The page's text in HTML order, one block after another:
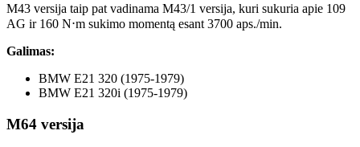
M43 versija taip pat vadinama M43/1 versija, kuri sukuria apie 109
AG ir 160 N⋅m sukimo momentą esant 3700 aps./min.
Galimas:
BMW E21 320 (1975-1979)
BMW E21 320i (1975-1979)
M64 versija